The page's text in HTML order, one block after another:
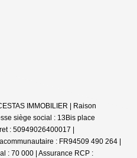
IMMOBILIER | Raison
siège social : 13Bis place
: 50949026400017 |
: FR94509 490 264 |
: 70 000 | Assurance RCP :